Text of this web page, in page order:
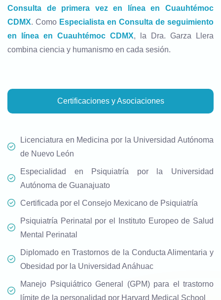
Consulta de primera vez en línea en Cuauhtémoc
CDMX. Como Especialista en Consulta de seguimiento
en línea en Cuauhtémoc CDMX, la Dra. Garza Llera
combina ciencia y humanismo en cada sesión.
Certificaciones y Asociaciones
Licenciatura en Medicina por la Universidad Autónoma
de Nuevo León
Especialidad en Psiquiatría por la Universidad
Autónoma de Guanajuato
Certificada por el Consejo Mexicano de Psiquiatría
Psiquiatría Perinatal por el Instituto Europeo de Salud
Mental Perinatal
Diplomado en Trastornos de la Conducta Alimentaria y
Obesidad por la Universidad Anáhuac
Manejo Psiquiátrico General (GPM) para el trastorno
límite de la personalidad por Harvard Medical School